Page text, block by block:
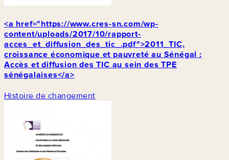
<a href="https://www.cres-sn.com/wp-
content/uploads/2017/10/rapport-
acces_et_diffusion_des_tic_.pdf">2011_TIC,
croissance économique et pauvreté au Sénégal :
Accès et diffusion des TIC au sein des TPE
sénégalaises</a>
Histoire de changement